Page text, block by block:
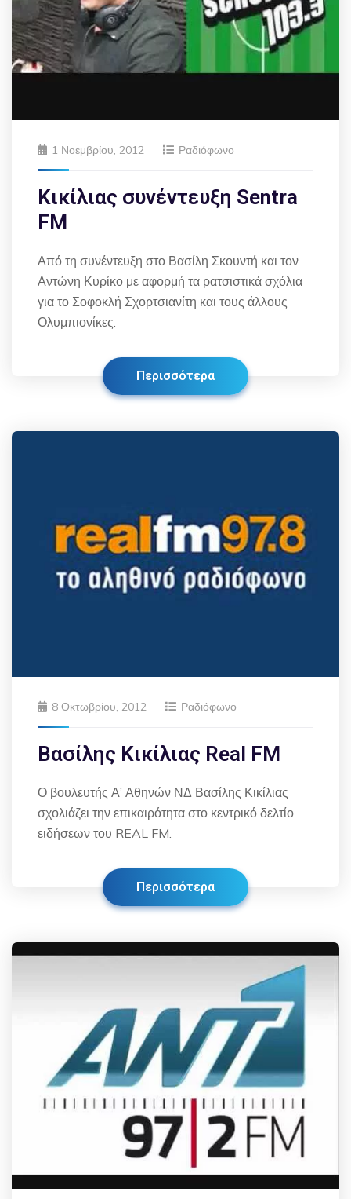
1 Νοεμβρίου, 2012 Ραδιόφωνο
Κικίλιας συνέντευξη Sentra
FM
Από τη συνέντευξη στο Βασίλη Σκουντή και τον
Αντώνη Κυρίκο με αφορμή τα ρατσιστικά σχόλια
για το Σοφοκλή Σχορτσιανίτη και τους άλλους
Ολυμπιονίκες.
Περισσότερα
8 Οκτωβρίου, 2012 Ραδιόφωνο
Βασίλης Κικίλιας Real FM
Ο βουλευτής Α’ Αθηνών ΝΔ Βασίλης Κικίλιας
σχολιάζει την επικαιρότητα στο κεντρικό δελτίο
ειδήσεων του REAL FM.
Περισσότερα